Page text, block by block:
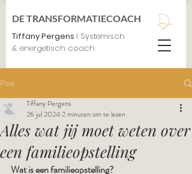
DE TRANSFORMATIECOACH
Tiffany Pergens I Systemisch
& energetisch coach
Post
Alles wat jij moet weten over
een familieopstelling
Tiffany Pergens
26 jul 20242 minuten om te lezen
Wat is een familieopstelling?